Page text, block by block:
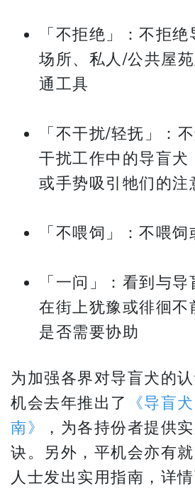
「不拒绝」：不拒
场所、私人/公共屋
通工具
「不干扰/轻抚」：
干扰工作中的导盲犬
或手势吸引牠们的注
「不喂饲」：不喂
「一问」：看到与
在街上犹豫或徘徊不
是否需要协助
为加强各界对导盲犬的
机会去年推出了 《导盲
南》
，为各持份者提供
诀。另外，平机会亦有
人士发出实用指南，详